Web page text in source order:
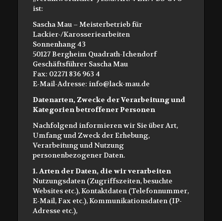
ist:
Sascha Mau – Meisterbetrieb für
Lackier-/Karosseriearbeiten
Sonnenhang 43
50127 Bergheim Quadrath-Ichendorf
Geschäftsführer Sascha Mau
Fax: 02271 836 963 4
E-Mail-Adresse: info@lack-mau.de
Datenarten, Zwecke der Verarbeitung und
Kategorien betroffener Personen
Nachfolgend informieren wir Sie über Art,
Umfang und Zweck der Erhebung,
Verarbeitung und Nutzung
personenbezogener Daten.
1. Arten der Daten, die wir verarbeiten
Nutzungsdaten (Zugriffszeiten, besuchte
Websites etc.), Kontaktdaten (Telefonnummer,
E-Mail, Fax etc.), Kommunikationsdaten (IP-
Adresse etc.),